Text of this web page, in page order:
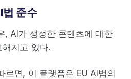
법 준수
, AI가 생성한 콘텐츠에 대한
지고 있다.
면, 이 플랫폼은 EU AI법의